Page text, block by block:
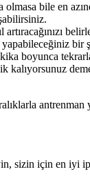
olmasa bile en
artıracağınızı
bir
boyunca
kalıyorsunuz
antrenman
sizin için en